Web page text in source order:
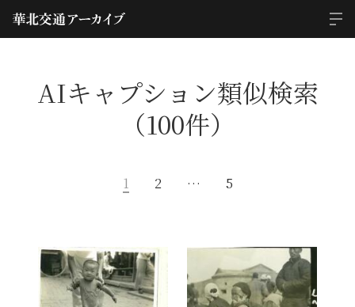
AIキャプション類似検索
（100件）
1 2 … 5